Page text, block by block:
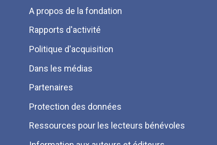
Menu
Pied
de
page
A propos de la fondation
Rapports d'activité
Politique d'acquisition
Dans les médias
Partenaires
Protection des données
Ressources pour les lecteurs bénévoles